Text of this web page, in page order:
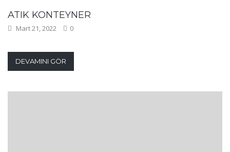
ATIK KONTEYNER
Mart 21, 2022 0
DEVAMINI GÖR